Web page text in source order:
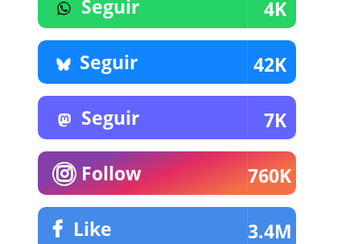
Seguir 4K
Seguir 42K
Seguir 7K
Follow 760K
Like 3.4M